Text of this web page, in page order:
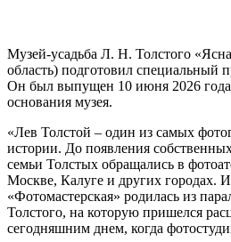
Музей-усадьба Л. Н. Толстого
область) подготовил специальный
Он был выпущен 10 июня 2026
основания музея.
«Лев Толстой – один из самых
истории. До появления
семьи Толстых обращались в
Москве, Калуге и других городах.
«Фотомастерская» родилась из
Толстого, на которую пришелся
сегодняшним днем, когда